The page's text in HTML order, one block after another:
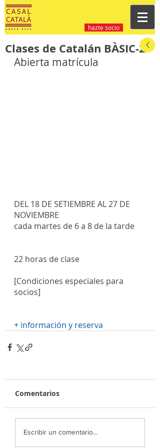
hazte socio
Clases de Catalán BÀSIC-2
Abierta matrícula
DEL 18 DE SETIEMBRE AL 27 DE
NOVIEMBRE
cada martes de 6 a 8 de la tarde
22 horas de clase
[Condiciones especiales para
socios]
+ información y reserva
Comentarios
Escribir un comentario...